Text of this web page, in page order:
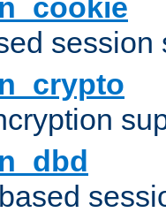
session